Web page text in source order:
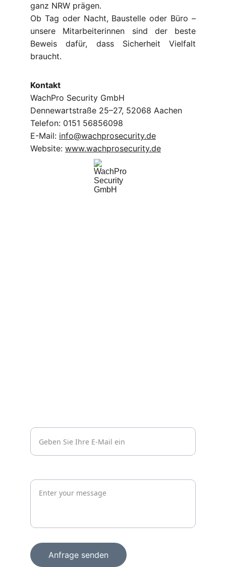
ganz NRW prägen.
Ob Tag oder Nacht, Baustelle oder Büro –
unsere Mitarbeiterinnen sind der beste
Beweis dafür, dass Sicherheit Vielfalt
braucht.
Kontakt
WachPro Security GmbH
Dennewartstraße 25–27, 52068 Aachen
Telefon: 0151 56856098
E-Mail: info@wachprosecurity.de
Website: www.wachprosecurity.de
Anfrage senden